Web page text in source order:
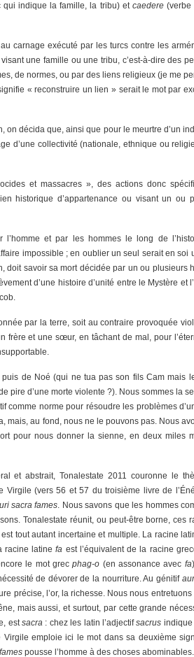
indique la famille, la tribu) et caedere (verbe
carnage exécuté par les turcs contre les
une famille ou une tribu, c’est-à-dire des
de normes, ou par des liens religieux (je me
« reconstruire un lien » serait le mot par
on décida que, ainsi que pour le meurtre d’un
d’une collectivité (nationale, ethnique ou
et massacres », des actions donc
historique d’appartenance ou visant un ou
l’homme et par les hommes le long de
impossible ; en oublier un seul serait en soi
doit savoir sa mort décidée par un ou plusieurs
d’une histoire d’unité entre le Mystère et
par la terre, soit au contraire provoquée
frère et une sœur, en tâchant de mal, pour
de Noé (qui ne tua pas son fils Cam mais
pire d’une morte violente ?). Nous sommes la
comme norme pour résoudre les problèmes
mais, au fond, nous ne le pouvons pas. Nous
pour nous donner la sienne, en deux miles
et abstrait, Tonalestate 2011 couronne le
(vers 56 et 57 du troisième livre de
sacra fames. Nous savons que les hommes
Tonalestate réunit, ou peut-être borne, ces
tout autant incertaine et multiple. La racine
racine latinefa est l’équivalent de la racine
le mot grecphag-o (en assonance avec fa
de dévorer de la nourriture. Au génitif
précise, l’or, la richesse. Nous nous
mais aussi, et surtout, par cette grande
estsacra : chez les latin l’adjectifsacrus
emploie ici le mot dans sa deuxième
pousse l’homme à des choses abominables.